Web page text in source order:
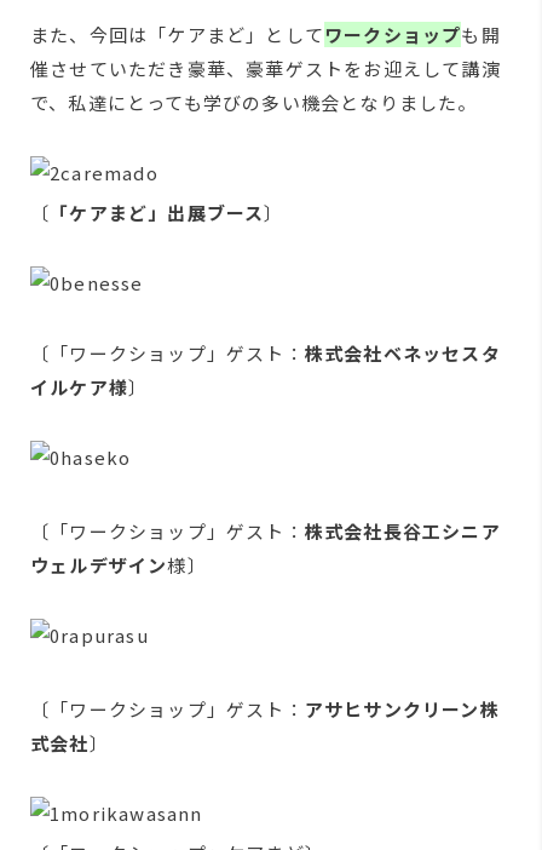
また、今回は「ケアまど」としてワークショップも開
催させていただき豪華、豪華ゲストをお迎えして講演
で、私達にとっても学びの多い機会となりました。
〔 「ケアまど」出展ブース〕
〔「ワークショップ」ゲスト： 株式会社ベネッセスタ
イルケア様〕
〔「ワークショップ」ゲスト： 株式会社長谷工シニア
ウェルデザイン様〕
〔「ワークショップ」ゲスト： アサヒサンクリーン株
式会社〕